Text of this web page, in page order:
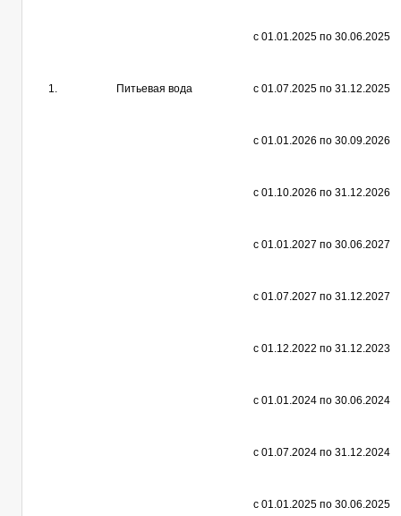
1. Питьевая вода
с 01.01.2025 по 30.06.2025
с 01.07.2025 по 31.12.2025
с 01.01.2026 по 30.09.2026
с 01.10.2026 по 31.12.2026
с 01.01.2027 по 30.06.2027
с 01.07.2027 по 31.12.2027
с 01.12.2022 по 31.12.2023
с 01.01.2024 по 30.06.2024
с 01.07.2024 по 31.12.2024
с 01.01.2025 по 30.06.2025